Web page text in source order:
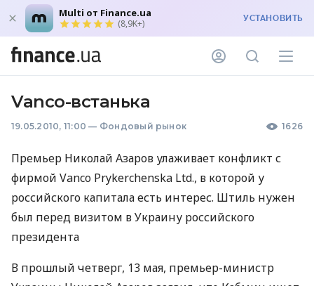
Multi от Finance.ua
(8,9K+) УСТАНОВИТЬ
Vanco-встанька
19.05.2010, 11:00 — Фондовый рынок 1626
Премьер Николай Азаров улаживает конфликт с
фирмой Vanco Prykerchenska Ltd., в которой у
российского капитала есть интерес. Штиль нужен
был перед визитом в Украину российского
президента
В прошлый четверг, 13 мая, премьер-министр